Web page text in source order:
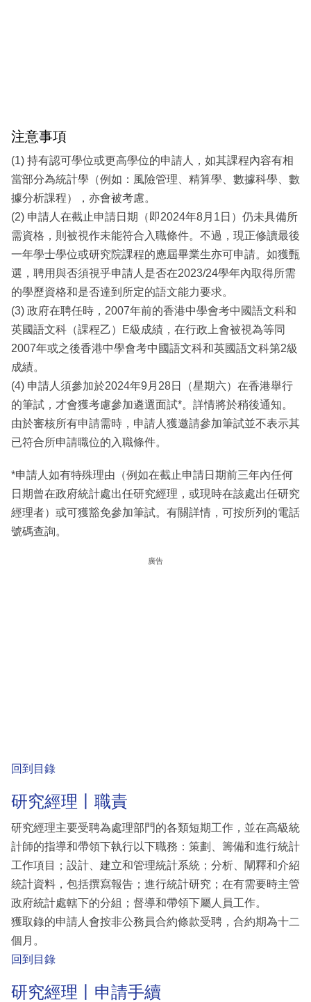
注意事項
(1) 持有認可學位或更高學位的申請人，如其課程內容有相
當部分為統計學（例如：風險管理、精算學、數據科學、數
據分析課程），亦會被考慮。
(2) 申請人在截止申請日期（即2024年8月1日）仍未具備所
需資格，則被視作未能符合入職條件。不過，現正修讀最後
一年學士學位或研究院課程的應屆畢業生亦可申請。如獲甄
選，聘用與否須視乎申請人是否在2023/24學年內取得所需
的學歷資格和是否達到所定的語文能力要求。
(3) 政府在聘任時，2007年前的香港中學會考中國語文科和
英國語文科（課程乙）E級成績，在行政上會被視為等同
2007年或之後香港中學會考中國語文科和英國語文科第2級
成績。
(4) 申請人須參加於2024年9月28日（星期六）在香港舉行
的筆試，才會獲考慮參加遴選面試*。詳情將於稍後通知。
由於審核所有申請需時，申請人獲邀請參加筆試並不表示其
已符合所申請職位的入職條件。
*申請人如有特殊理由（例如在截止申請日期前三年內任何
日期曾在政府統計處出任研究經理，或現時在該處出任研究
經理者）或可獲豁免參加筆試。有關詳情，可按所列的電話
號碼查詢。
廣告
回到目錄
研究經理丨職責
研究經理主要受聘為處理部門的各類短期工作，並在高級統
計師的指導和帶領下執行以下職務：策劃、籌備和進行統計
工作項目；設計、建立和管理統計系統；分析、闡釋和介紹
統計資料，包括撰寫報告；進行統計研究；在有需要時主管
政府統計處轄下的分組；督導和帶領下屬人員工作。
獲取錄的申請人會按非公務員合約條款受聘，合約期為十二
個月。
回到目錄
研究經理丨申請手續